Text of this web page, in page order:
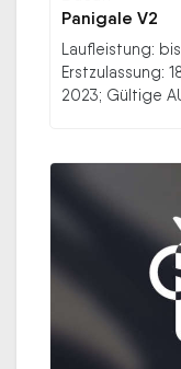
Panigale V2
Laufleistung: bis
Erstzulassung:
2023; Gültige